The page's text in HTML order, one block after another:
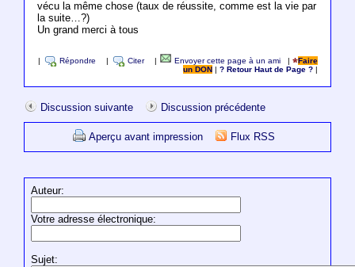
vécu la même chose (taux de réussite, comme est la vie par
la suite…?)
Un grand merci à tous
Répondre Citer Envoyer cette page à un ami |
Faire
un DON
|? Retour Haut de Page ?
Discussion suivante Discussion précédente
Aperçu avant impression Flux RSS
Auteur:
Votre adresse électronique:
Sujet: